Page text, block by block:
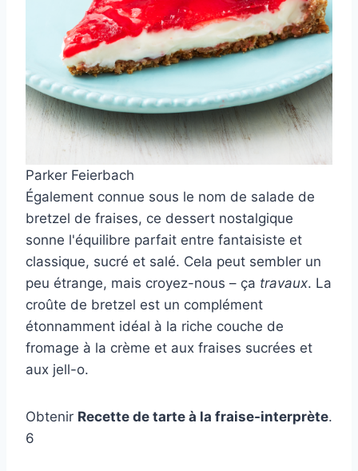
Parker Feierbach
Également connue sous le nom de salade de
bretzel de fraises, ce dessert nostalgique
sonne l'équilibre parfait entre fantaisiste et
classique, sucré et salé. Cela peut sembler un
peu étrange, mais croyez-nous – ça travaux. La
croûte de bretzel est un complément
étonnamment idéal à la riche couche de
fromage à la crème et aux fraises sucrées et
aux jell-o.
Obtenir Recette de tarte à la fraise-interprète.
6